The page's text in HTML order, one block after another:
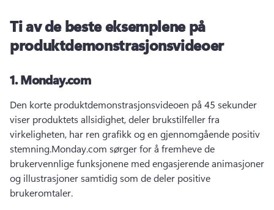
Ti av de beste eksemplene på
produktdemonstrasjonsvideoer
1.Monday.com
Den korte produktdemonstrasjonsvideoen på 45 sekunder
viser produktets allsidighet, deler brukstilfeller fra
virkeligheten, har ren grafikk og en gjennomgående positiv
stemning.Monday.com sørger for å fremheve de
brukervennlige funksjonene med engasjerende animasjoner
og illustrasjoner samtidig som de deler positive
brukeromtaler.